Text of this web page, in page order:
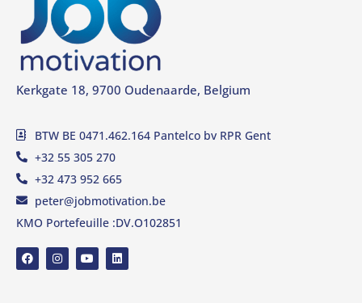
Kerkgate 18, 9700 Oudenaarde, Belgium
BTW BE 0471.462.164 Pantelco bv RPR Gent
+32 55 305 270
+32 473 952 665
peter@jobmotivation.be
KMO Portefeuille :DV.O102851